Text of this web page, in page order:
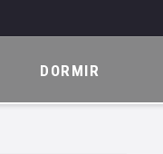
DORMIR